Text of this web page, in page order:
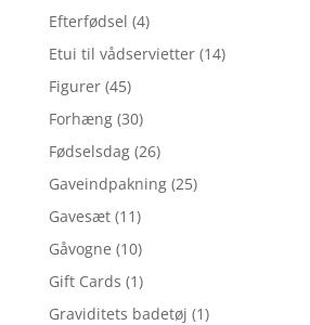
Efterfødsel (4)
Etui til vådservietter (14)
Figurer (45)
Forhæng (30)
Fødselsdag (26)
Gaveindpakning (25)
Gavesæt (11)
Gåvogne (10)
Gift Cards (1)
Graviditets badetøj (1)